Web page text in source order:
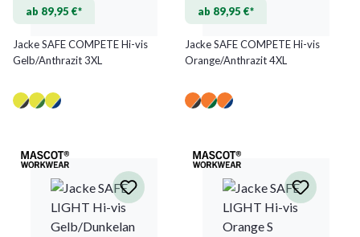
ab 89,95 €*
Jacke SAFE COMPETE Hi-vis
Gelb/Anthrazit 3XL
ab 89,95 €*
Jacke SAFE COMPETE Hi-vis
Orange/Anthrazit 4XL